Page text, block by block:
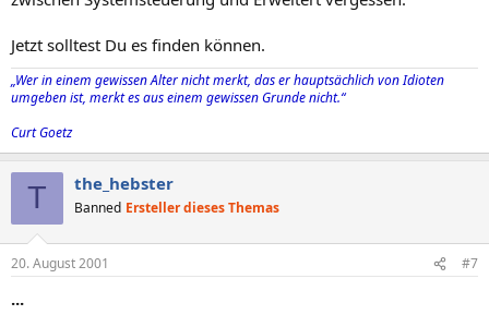
Jetzt solltest Du es finden können.
„Wer in einem gewissen Alter nicht merkt, das er hauptsächlich von Idioten
umgeben ist, merkt es aus einem gewissen Grunde nicht.“
Curt Goetz
T the_hebster
Banned Ersteller dieses Themas
20. August 2001 #7
...